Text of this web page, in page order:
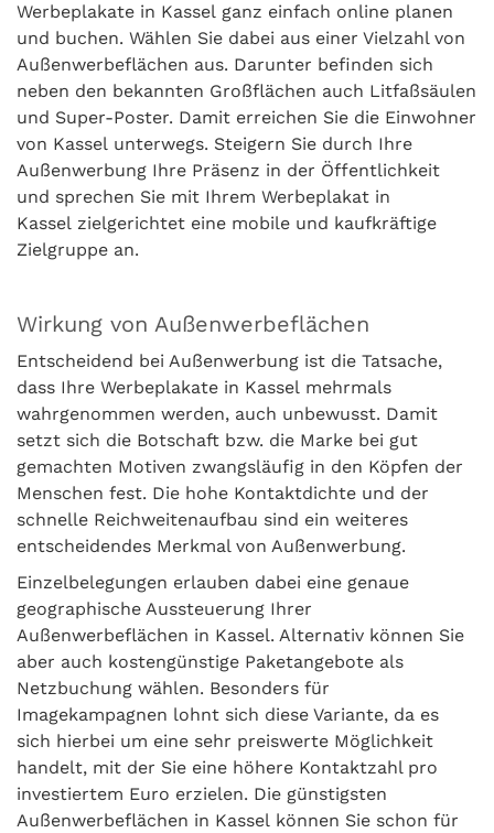
Werbeplakate in Kassel ganz einfach online planen
und buchen. Wählen Sie dabei aus einer Vielzahl von
Außenwerbeflächen aus. Darunter befinden sich
neben den bekannten Großflächen auch Litfaßsäulen
und Super-Poster. Damit erreichen Sie die Einwohner
von Kassel unterwegs. Steigern Sie durch Ihre
Außenwerbung Ihre Präsenz in der Öffentlichkeit
und sprechen Sie mit Ihrem Werbeplakat in
Kassel zielgerichtet eine mobile und kaufkräftige
Zielgruppe an.
Wirkung von Außenwerbeflächen
Entscheidend bei Außenwerbung ist die Tatsache,
dass Ihre Werbeplakate in Kassel mehrmals
wahrgenommen werden, auch unbewusst. Damit
setzt sich die Botschaft bzw. die Marke bei gut
gemachten Motiven zwangsläufig in den Köpfen der
Menschen fest. Die hohe Kontaktdichte und der
schnelle Reichweitenaufbau sind ein weiteres
entscheidendes Merkmal von Außenwerbung.
Einzelbelegungen erlauben dabei eine genaue
geographische Aussteuerung Ihrer
Außenwerbeflächen in Kassel. Alternativ können Sie
aber auch kostengünstige Paketangebote als
Netzbuchung wählen. Besonders für
Imagekampagnen lohnt sich diese Variante, da es
sich hierbei um eine sehr preiswerte Möglichkeit
handelt, mit der Sie eine höhere Kontaktzahl pro
investiertem Euro erzielen. Die günstigsten
Außenwerbeflächen in Kassel können Sie schon für